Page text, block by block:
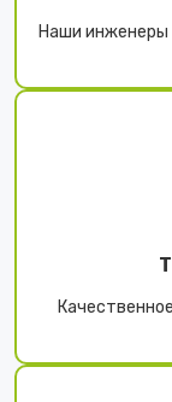
Наши инженеры